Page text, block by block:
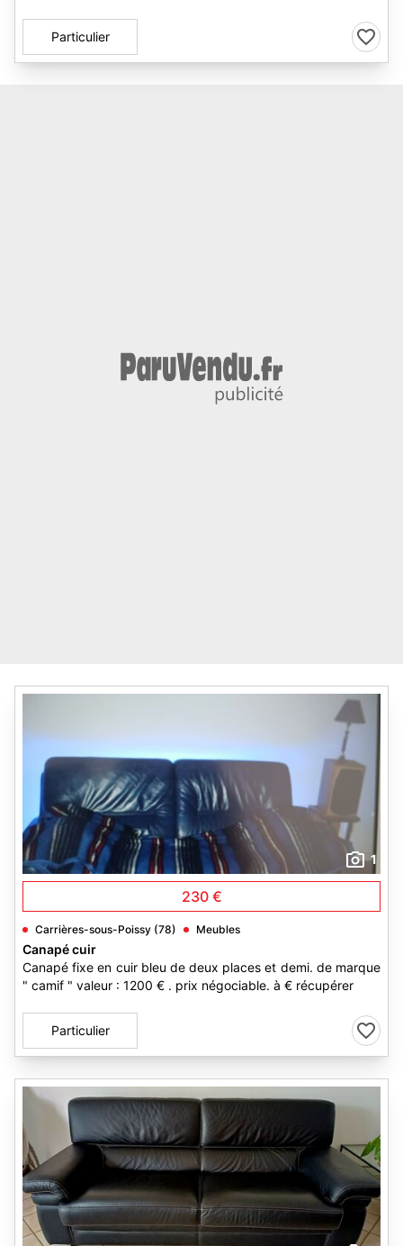
Particulier
1
230 €
Carrières-sous-Poissy (78) Meubles
Canapé cuir
Canapé fixe en cuir bleu de deux places et demi. de marque
" camif " valeur : 1200 € . prix négociable. à € récupérer
Particulier